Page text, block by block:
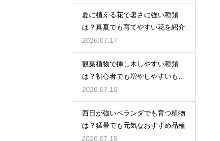
夏に植える花で暑さに強い種類
は？真夏でも育てやすい花を紹介
2026.07.17
観葉植物で挿し木しやすい種類
は？初心者でも増やしやすいもの
を紹介
2026.07.16
西日が強いベランダでも育つ植物
は？猛暑でも元気なおすすめ品種
2026.07.15